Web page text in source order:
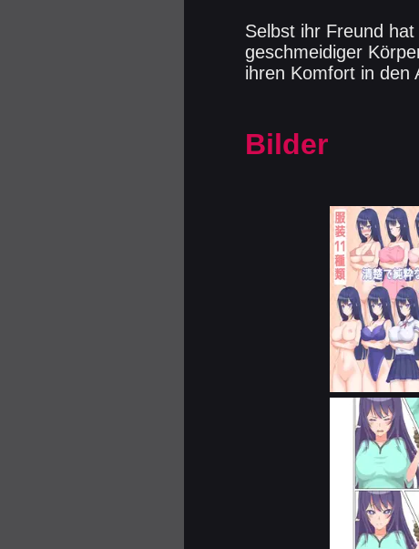
Selbst ihr Freund
geschmeidiger
ihren Komfort in den
Bilder